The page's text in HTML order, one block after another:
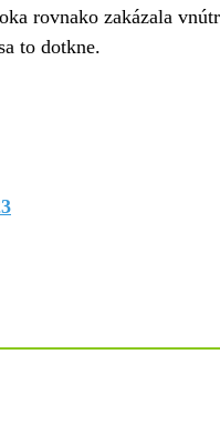
rovnako zakázala
to dotkne.